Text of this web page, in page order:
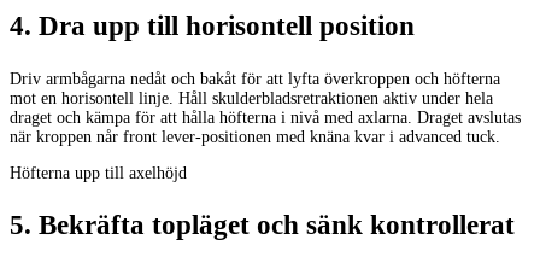
4. Dra upp till horisontell position
Driv armbågarna nedåt och bakåt för att lyfta överkroppen och höfterna
mot en horisontell linje. Håll skulderbladsretraktionen aktiv under hela
draget och kämpa för att hålla höfterna i nivå med axlarna. Draget avslutas
när kroppen når front lever-positionen med knäna kvar i advanced tuck.
Höfterna upp till axelhöjd
5. Bekräfta topläget och sänk kontrollerat